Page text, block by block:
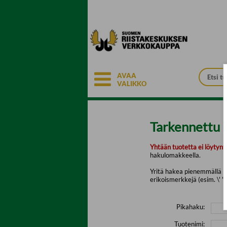
AVAA
VALIKKO
Tarkennettu
Yhtään tuotetta ei löytynyt.
hakulomakkeella.
Yritä hakea pienemmällä
erikoismerkkejä (esim. \' "
Pikahaku:
Tuotenimi: